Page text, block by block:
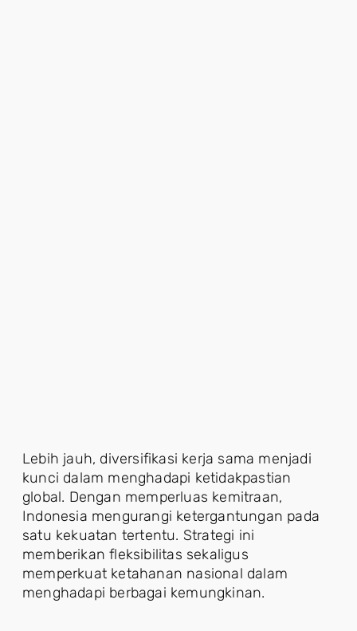
Lebih jauh, diversifikasi kerja sama menjadi
kunci dalam menghadapi ketidakpastian
global. Dengan memperluas kemitraan,
Indonesia mengurangi ketergantungan pada
satu kekuatan tertentu. Strategi ini
memberikan fleksibilitas sekaligus
memperkuat ketahanan nasional dalam
menghadapi berbagai kemungkinan.